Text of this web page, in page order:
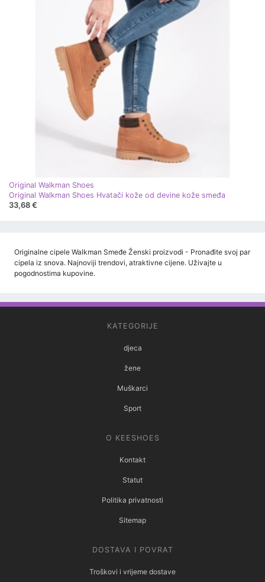
Original Walkman Shoes
Original Walkman Shoes Hvatači kože od devine kože smeđa
33,68 €
Originalne cipele Walkman Smeđe Ženski proizvodi - Pronađite svoj par
cipela iz snova. Najnoviji trendovi, atraktivne cijene. Uživajte u
pogodnostima kupovine.
KATEGORIJE
djeca
žene
Muškarci
Sport
O KEESHOES
Kontakt
Statut
Politika privatnosti
Sitemap
DOSTAVA I POVRAT
Troškovi i vrijeme dostave